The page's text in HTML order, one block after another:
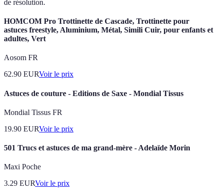
de résolution.
HOMCOM Pro Trottinette de Cascade, Trottinette pour
astuces freestyle, Aluminium, Métal, Simili Cuir, pour enfants et
adultes, Vert
Aosom FR
62.90 EURVoir le prix
Astuces de couture - Editions de Saxe - Mondial Tissus
Mondial Tissus FR
19.90 EURVoir le prix
501 Trucs et astuces de ma grand-mère - Adelaïde Morin
Maxi Poche
3.29 EURVoir le prix